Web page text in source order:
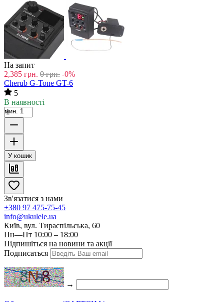
На запит
2,385 грн. 0 грн. -0%
Cherub G-Tone GT-6
5
В наявності
мин. 1
У кошик
Зв'язатися з нами
+380 97 475-75-45
info@ukulele.ua
Київ, вул. Тираспільська, 60
Пн—Пт 10:00 – 18:00
Підпишіться на новини та акції
Подписаться
→